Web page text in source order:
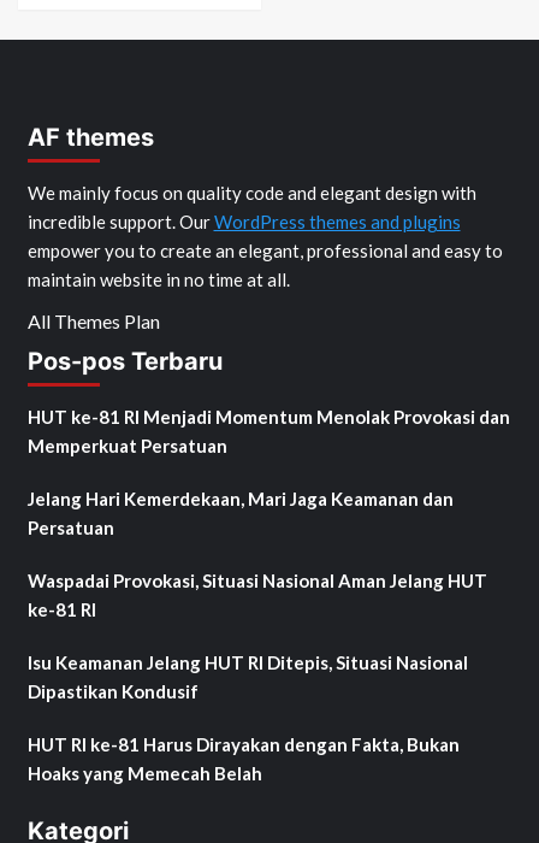
AF themes
We mainly focus on quality code and elegant design with
incredible support. OurWordPress themes and plugins
empower you to create an elegant, professional and easy to
maintain website in no time at all.
All Themes Plan
Pos-pos Terbaru
HUT ke-81 RI Menjadi Momentum Menolak Provokasi dan
Memperkuat Persatuan
Jelang Hari Kemerdekaan, Mari Jaga Keamanan dan
Persatuan
Waspadai Provokasi, Situasi Nasional Aman Jelang HUT
ke-81 RI
Isu Keamanan Jelang HUT RI Ditepis, Situasi Nasional
Dipastikan Kondusif
HUT RI ke-81 Harus Dirayakan dengan Fakta, Bukan
Hoaks yang Memecah Belah
Kategori